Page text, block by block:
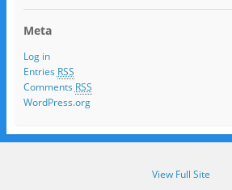
Meta
Log in
Entries RSS
Comments RSS
WordPress.org
View Full Site